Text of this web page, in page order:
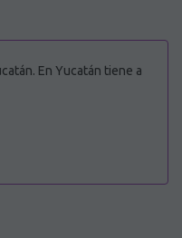
En Yucatán tiene a